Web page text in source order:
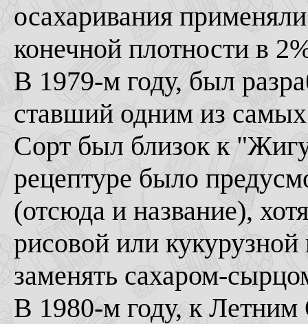
осахаривания
конечной плотности в
В 1979-м году, был
ставший одним из
Сорт был близок к
рецептуре было
(отсюда и название),
рисовой или
заменять сахаром-
В 1980-м году, к